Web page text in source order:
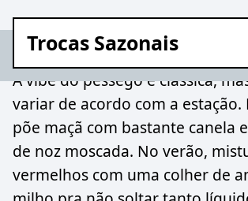
Trocas Sazonais
A vibe do pêssego é clássica,
variar de acordo com a
põe maçã com bastante canela
de noz moscada. No verão,
vermelhos com uma colher de